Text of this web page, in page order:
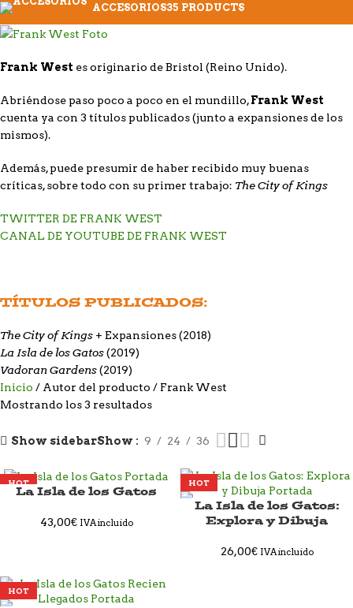
ACCESORIOS35 PRODUCTS
Frank West es originario de Bristol (Reino Unido).
Abriéndose paso poco a poco en el mundillo,Frank West
cuenta ya con 3 títulos publicados (junto a expansiones de los
mismos).
Además, puede presumir de haber recibido muy buenas
críticas, sobre todo con su primer trabajo: The City of Kings
TWITTER DE FRANK WEST
CANAL DE YOUTUBE DE FRANK WEST
TÍTULOS PUBLICADOS:
The City of Kings + Expansiones (2018)
La Isla de los Gatos(2019)
Vadoran Gardens(2019)
Inicio
Autor del producto
Frank West
Mostrando los 3 resultados
Show sidebarShow 9 24 36
HOT
La Isla de los Gatos
43,00€ IVA incluido
HOT
La Isla de los Gatos:
Explora y Dibuja
26,00€ IVA incluido
HOT